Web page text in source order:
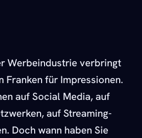
Werbeindustrie verbringt
Franken für Impressionen.
auf Social Media, auf
auf Streaming-
Doch wann haben Sie